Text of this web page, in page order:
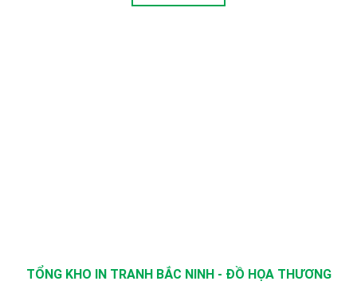
TỔNG KHO IN TRANH BẮC NINH - ĐỒ HỌA THƯƠNG